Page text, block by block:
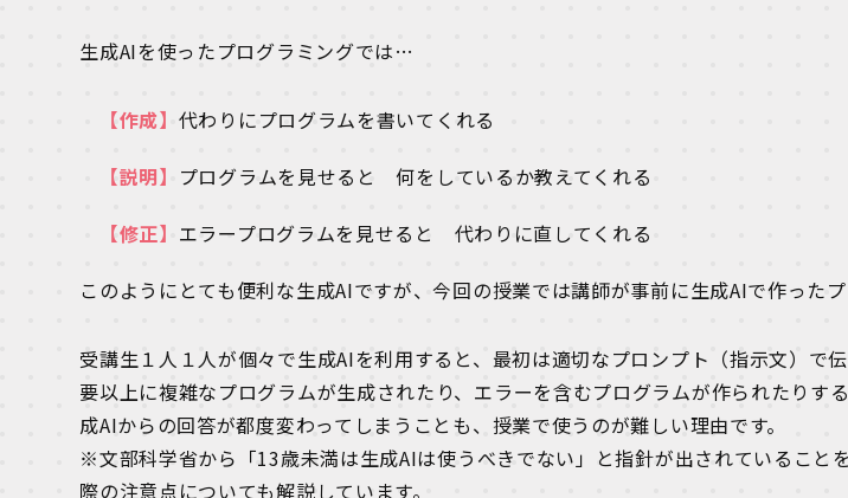
生成AIを使ったプログラミングでは…
【作成】 代わりにプログラムを書いてくれる
【説明】 プログラムを見せると 何をしているか教えてくれる
【修正】 エラープログラムを見せると 代わりに直してくれる
このようにとても便利な生成AIですが、今回の授業では講師が事前に生成AIで作った
受講生１人１人が個々で生成AIを利用すると、最初は適切なプロンプト（指示文）で
要以上に複雑なプログラムが生成されたり、エラーを含むプログラムが作られたりす
成AIからの回答が都度変わってしまうことも、授業で使うのが難しい理由です。
※文部科学省から「13歳未満は生成AIは使うべきでない」と指針が出されていること
際の注意点についても解説しています。